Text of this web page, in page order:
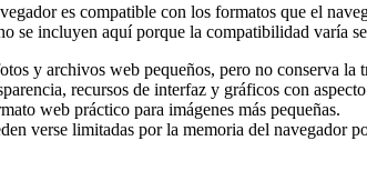
es compatible con los formatos que el
se incluyen aquí porque la compatibilidad varía
y archivos web pequeños, pero no conserva la
recursos de interfaz y gráficos con
web práctico para imágenes más pequeñas.
verse limitadas por la memoria del navegador